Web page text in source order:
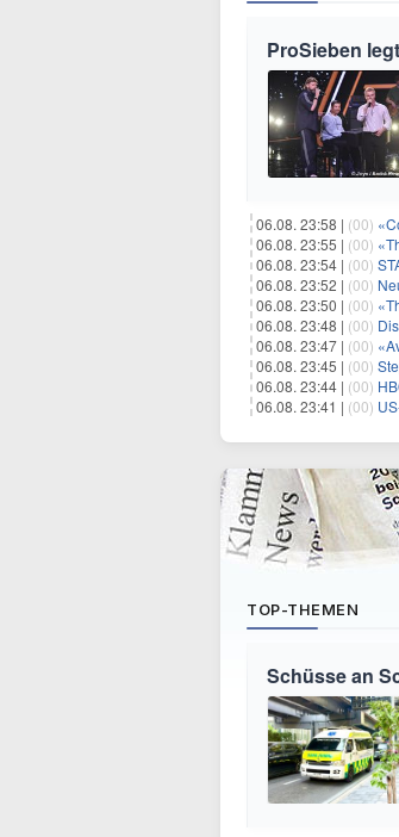
ProSieben
06.08. 23:58 | (00)
06.08. 23:55 | (00)
06.08. 23:54 | (00)
06.08. 23:52 | (00)
06.08. 23:50 | (00)
06.08. 23:48 | (00)
06.08. 23:47 | (00)
06.08. 23:45 | (00)
06.08. 23:44 | (00)
06.08. 23:41 | (00)
TOP-THEMEN
Schüsse an